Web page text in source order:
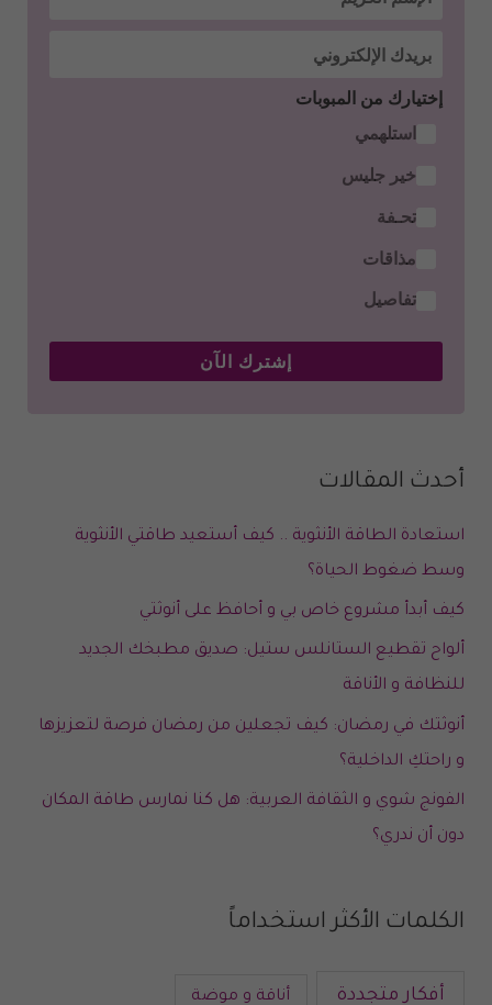
إختيارك من المبوبات
استلهمي
خير جليس
تحـفة
مذاقات
تفاصيل
إشترك الآن
أحدث المقالات
استعادة الطاقة الأنثوية .. كيف أستعيد طاقتي الأنثوية
وسط ضغوط الحياة؟
كيف أبدأ مشروع خاص بي و أحافظ على أنوثتي
ألواح تقطيع الستانلس ستيل: صديق مطبخك الجديد
للنظافة و الأناقة
أنوثتك في رمضان: كيف تجعلين من رمضان فرصة لتعزيزها
و راحتكِ الداخلية؟
الفونج شوي و الثقافة العربية: هل كنا نمارس طاقة المكان
دون أن ندري؟
الكلمات الأكثر استخداماً
أفكار متجددة أناقة و موضة